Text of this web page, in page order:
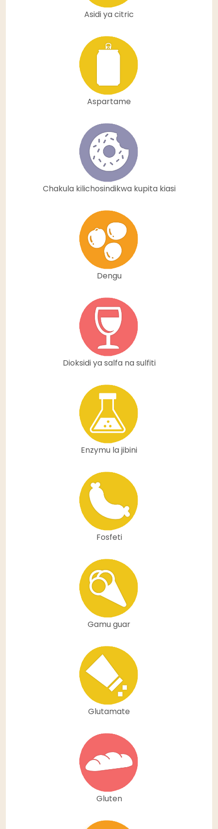
Asidi ya citric
Aspartame
Chakula kilichosindikwa kupita kiasi
Dengu
Dioksidi ya salfa na sulfiti
Enzymu la jibini
Fosfeti
Gamu guar
Glutamate
Gluten